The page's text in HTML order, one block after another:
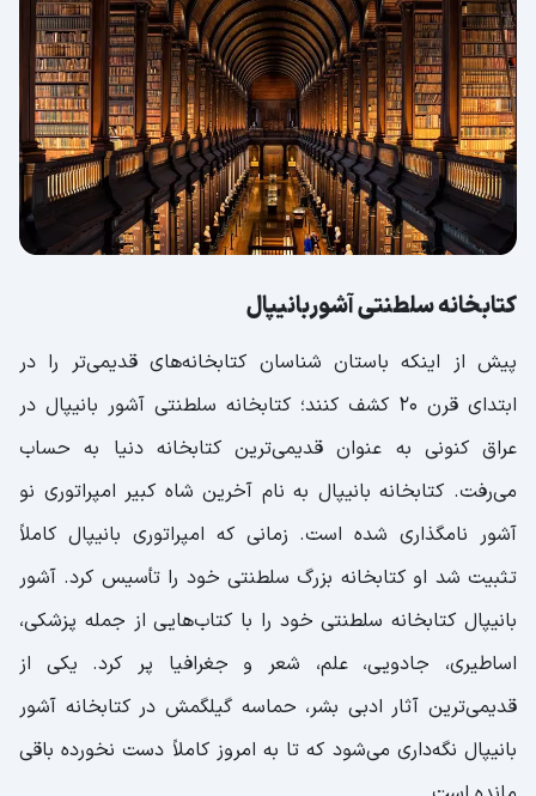
کتابخانه سلطنتی آشوربانیپال
پیش از اینکه باستان شناسان کتابخانه‌های قدیمی‌تر را در
ابتدای قرن 20 کشف کنند؛ کتابخانه سلطنتی آشور بانیپال در
عراق کنونی به عنوان قدیمی‌ترین کتابخانه دنیا به حساب
می‌رفت. کتابخانه بانیپال به نام آخرین شاه کبیر امپراتوری نو
آشور نامگذاری شده است. زمانی که امپراتوری بانیپال کاملاً
تثبیت شد او کتابخانه بزرگ سلطنتی خود را تأسیس کرد. آشور
بانیپال کتابخانه سلطنتی خود را با کتاب‌هایی از جمله پزشکی،
اساطیری، جادویی، علم، شعر و جغرافیا پر کرد. یکی از
قدیمی‌ترین آثار ادبی بشر، حماسه گیلگمش در کتابخانه آشور
بانیپال نگه‌داری می‌شود که تا به امروز کاملاً دست نخورده باقی